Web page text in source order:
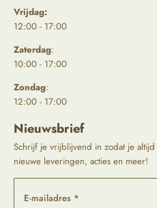
Vrijdag:
12:00 - 17:00
Zaterdag:
10:00 - 17:00
Zondag:
12:00 - 17:00
Nieuwsbrief
Schrijf je vrijblijvend in zodat je
nieuwe leveringen, acties en meer!
E-mailadres *